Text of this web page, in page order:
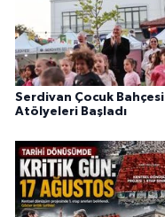
Serdivan Çocuk Bahçesi
Atölyeleri Başladı